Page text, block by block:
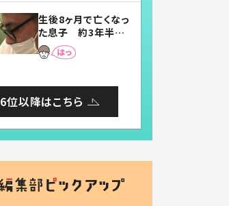
まらない」「幸せにな
れる」
生後8ヶ月で亡くなっ
た息子 約3年半
後、当時の妻の日記
に書いてあった本音
6位以降はこちら